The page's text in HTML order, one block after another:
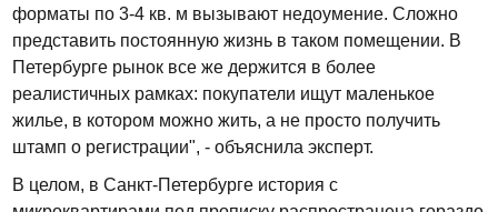
форматы по 3-4 кв. м вызывают недоумение. Сложно
представить постоянную жизнь в таком помещении. В
Петербурге рынок все же держится в более
реалистичных рамках: покупатели ищут маленькое
жилье, в котором можно жить, а не просто получить
штамп о регистрации", - объяснила эксперт.
В целом, в Санкт-Петербурге история с